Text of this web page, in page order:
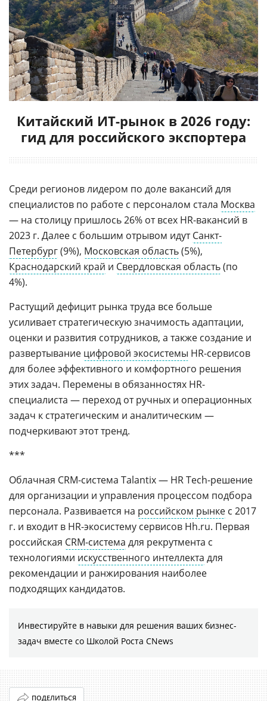
Китайский ИТ-рынок в 2026 году:
гид для российского экспортера
Среди регионов лидером по доле вакансий для
специалистов по работе с персоналом стала Москва
— на столицу пришлось 26% от всех HR-вакансий в
2023 г. Далее с большим отрывом идутСанкт-
Петербург(9%), Московская область(5%),
Краснодарский край и Свердловская область(по
4%).
Растущий дефицит рынка труда все больше
усиливает стратегическую значимость адаптации,
оценки и развития сотрудников, а также создание и
развертывание цифровой экосистемы HR-сервисов
для более эффективного и комфортного решения
этих задач. Перемены в обязанностях HR-
специалиста — переход от ручных и операционных
задач к стратегическим и аналитическим —
подчеркивают этот тренд.
***
Облачная CRM-система Talantix — HR Tech-решение
для организации и управления процессом подбора
персонала. Развивается на российском рынке с 2017
г. и входит в HR-экосистему сервисов Нh.ru. Первая
российская CRM-система для рекрутмента с
технологиями искусственного интеллекта для
рекомендации и ранжирования наиболее
подходящих кандидатов.
Инвестируйте в навыки для решения ваших бизнес-
задач вместе со Школой Роста CNews
ПОДЕЛИТЬСЯ